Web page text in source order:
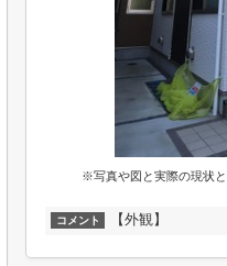
※写真や図と実際の現状
コメント 【外観】